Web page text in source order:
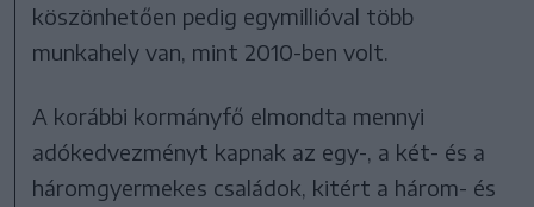
köszönhetően pedig egymillióval több
munkahely van, mint 2010-ben volt.
A korábbi kormányfő elmondta mennyi
adókedvezményt kapnak az egy-, a két- és a
háromgyermekes családok, kitért a három- és